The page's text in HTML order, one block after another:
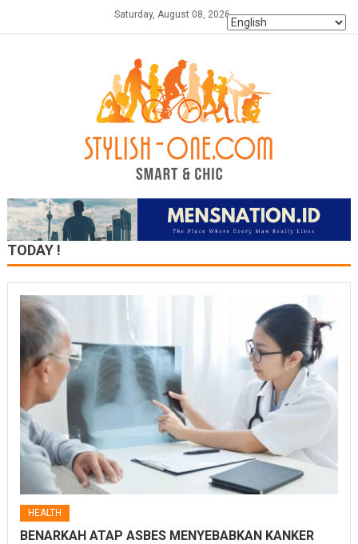
Saturday, August 08, 2026
TODAY !
HEALTH
BENARKAH ATAP ASBES MENYEBABKAN KANKER